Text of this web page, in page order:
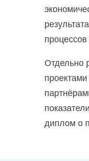
Отдельно
диплом о